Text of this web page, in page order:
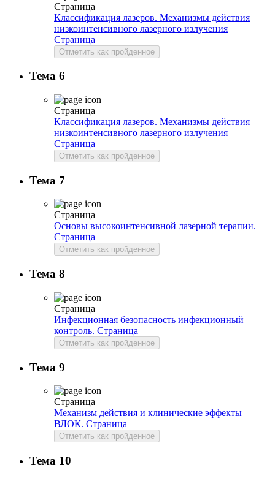
Страница
Классификация лазеров. Механизмы действия
низкоинтенсивного лазерного излучения
Страница
Отметить как пройденное
Тема 6
Страница
Классификация лазеров. Механизмы действия
низкоинтенсивного лазерного излучения
Страница
Отметить как пройденное
Тема 7
Страница
Основы высокоинтенсивной лазерной терапии.
Страница
Отметить как пройденное
Тема 8
Страница
Инфекционная безопасность инфекционный
контроль. Страница
Отметить как пройденное
Тема 9
Страница
Механизм действия и клинические эффекты
ВЛОК. Страница
Отметить как пройденное
Тема 10